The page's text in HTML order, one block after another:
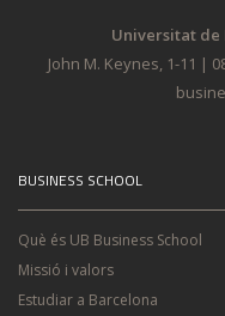
Universitat de
John M. Keynes, 1-11 |
BUSINESS SCHOOL
Què és UB Business School
Missió i valors
Estudiar a Barcelona